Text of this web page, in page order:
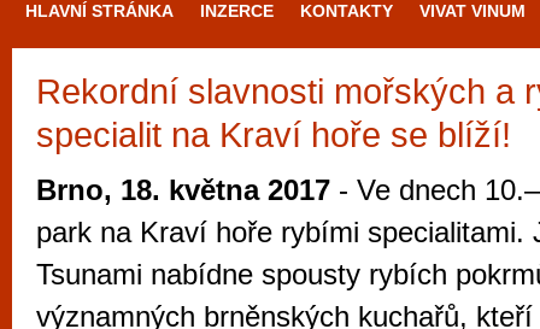
HLAVNÍ STRÁNKA INZERCE KONTAKTY VIVAT VINUM
Rekordní slavnosti mořských a
specialit na Kraví hoře se blíží!
Brno, 18. května 2017 - Ve dnech
park na Kraví hoře rybími specialitami.
Tsunami nabídne spousty rybích
významných brněnských kuchařů,
Průvodce
Brně: Od
Brno je
zajímavé
restaurace,
Mimo jiné je ale také místem, kde si